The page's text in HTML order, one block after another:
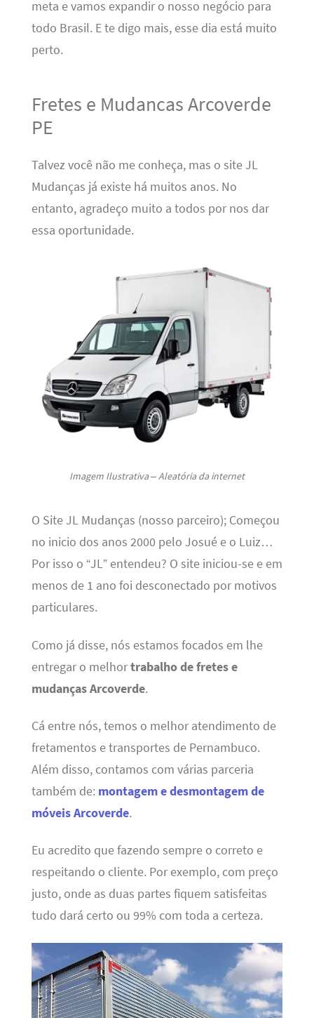
meta e vamos expandir o nosso negócio para
todo Brasil. E te digo mais, esse dia está muito
perto.
Fretes e Mudancas Arcoverde
PE
Talvez você não me conheça, mas o site JL
Mudanças já existe há muitos anos. No
entanto, agradeço muito a todos por nos dar
essa oportunidade.
Imagem Ilustrativa – Aleatória da internet
O Site JL Mudanças (nosso parceiro); Começou
no inicio dos anos 2000 pelo Josué e o Luiz…
Por isso o “JL” entendeu? O site iniciou-se e em
menos de 1 ano foi desconectado por motivos
particulares.
Como já disse, nós estamos focados em lhe
entregar o melhortrabalho de fretes e
mudanças Arcoverde.
Cá entre nós, temos o melhor atendimento de
fretamentos e transportes de Pernambuco.
Além disso, contamos com várias parceria
também de: montagem e desmontagem de
móveis Arcoverde.
Eu acredito que fazendo sempre o correto e
respeitando o cliente. Por exemplo, com preço
justo, onde as duas partes fiquem satisfeitas
tudo dará certo ou 99% com toda a certeza.